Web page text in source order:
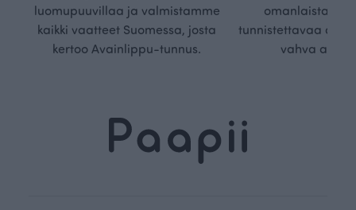
luomupuuvillaa ja valmistamme
kaikki vaatteet Suomessa, josta
kertoo Avainlippu-tunnus.
omanlaista,
tunnistettavaa
vahva